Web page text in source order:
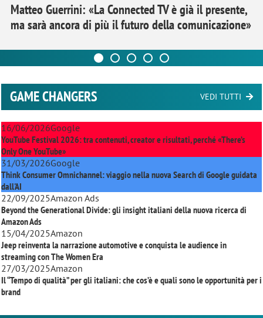
Matteo Guerrini: «La Connected TV è già il presente,
ma sarà ancora di più il futuro della comunicazione»
GAME CHANGERS VEDI TUTTI
16/06/2026Google
YouTube Festival 2026: tra contenuti, creator e risultati, perché «There’s
Only One YouTube»
31/03/2026Google
Think Consumer Omnichannel: viaggio nella nuova Search di Google guidata
dall'AI
22/09/2025Amazon Ads
Beyond the Generational Divide: gli insight italiani della nuova ricerca di
Amazon Ads
15/04/2025Amazon
Jeep reinventa la narrazione automotive e conquista le audience in
streaming conThe Women Era
27/03/2025Amazon
Il “Tempo di qualità” per gli italiani: che cos’è e quali sono le opportunità per i
brand